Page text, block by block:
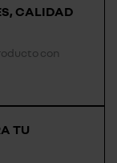
CALIDAD
con
TU